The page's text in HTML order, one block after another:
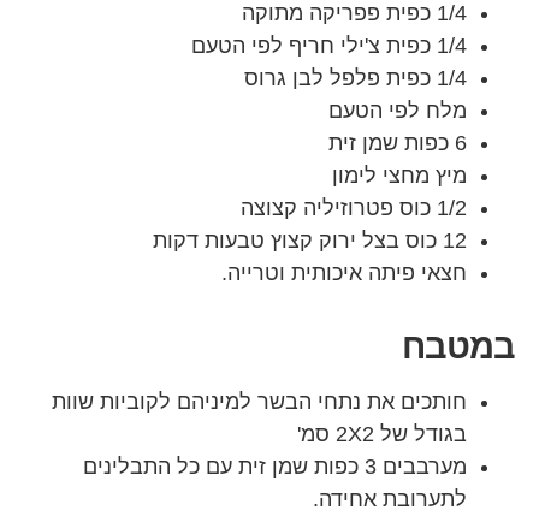
1/4 כפית פפריקה מתוקה
1/4 כפית צ'ילי חריף לפי הטעם
1/4 כפית פלפל לבן גרוס
מלח לפי הטעם
מיץ מחצי לימון
1/2 כוס פטרוזיליה קצוצה
12 כוס בצל ירוק קצוץ טבעות דקות
חצאי פיתה איכותית וטרייה.
במטבח
חותכים את נתחי הבשר למיניהם לקוביות שוות
בגודל של 2X2 סמ'
מערבבים 3 כפות שמן זית עם כל התבלינים
לתערובת אחידה.